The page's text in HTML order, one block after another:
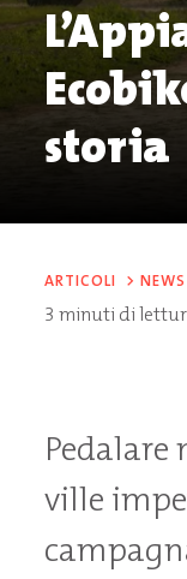
storia
ARTICOLI >
3 minuti di
ville